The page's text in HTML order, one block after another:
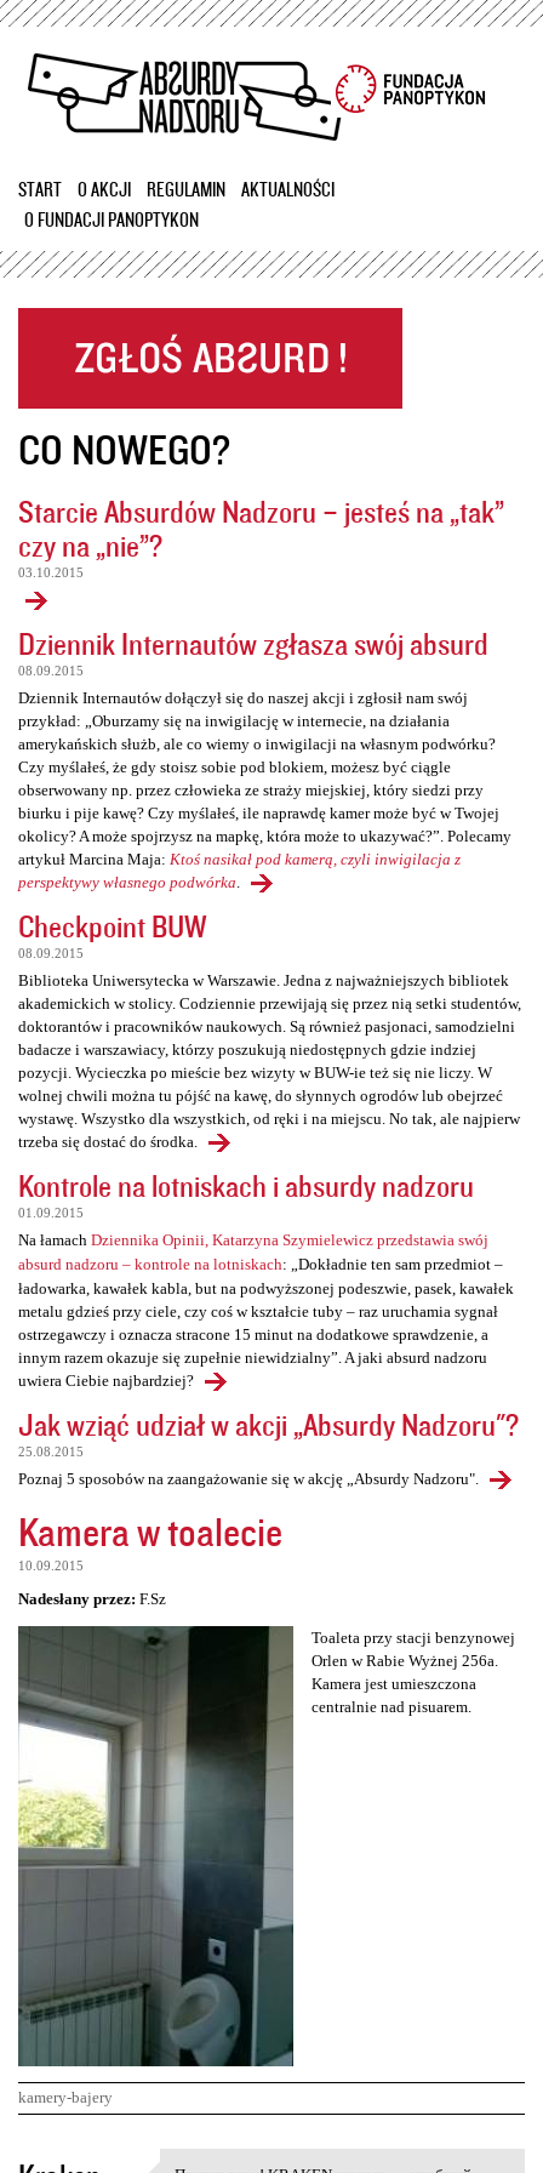
Przejdź
treści
START O AKCJI REGULAMIN
AKTUALNOŚCI
O FUNDACJI PANOPTYKON
CO NOWEGO?
Starcie Absurdów Nadzoru – jesteś na „tak”
czy na „nie”?
03.10.2015
Dziennik Internautów zgłasza swój absurd
08.09.2015
Dziennik Internautów dołączył się do naszej akcji i zgłosił nam swój
przykład: „Oburzamy się na inwigilację w internecie, na działania
amerykańskich służb, ale co wiemy o inwigilacji na własnym podwórku?
Czy myślałeś, że gdy stoisz sobie pod blokiem, możesz być ciągle
obserwowany np. przez człowieka ze straży miejskiej, który siedzi przy
biurku i pije kawę? Czy myślałeś, ile naprawdę kamer może być w Twojej
okolicy? A może spojrzysz na mapkę, która może to ukazywać?”. Polecamy
artykuł Marcina Maja: Ktoś nasikał pod kamerą, czyli inwigilacja z
perspektywy własnego podwórka
Checkpoint BUW
08.09.2015
Biblioteka Uniwersytecka w Warszawie. Jedna z najważniejszych bibliotek
akademickich w stolicy. Codziennie przewijają się przez nią setki studentów,
doktorantów i pracowników naukowych. Są również pasjonaci, samodzielni
badacze i warszawiacy, którzy poszukują niedostępnych gdzie indziej
pozycji. Wycieczka po mieście bez wizyty w BUW-ie też się nie liczy. W
wolnej chwili można tu pójść na kawę, do słynnych ogrodów lub obejrzeć
wystawę. Wszystko dla wszystkich, od ręki i na miejscu. No tak, ale najpierw
trzeba się dostać do środka.
Kontrole na lotniskach i absurdy nadzoru
01.09.2015
Na łamach Dziennika Opinii, Katarzyna Szymielewicz przedstawia swój
absurd nadzoru – kontrole na lotniskach: „Dokładnie ten sam przedmiot –
ładowarka, kawałek kabla, but na podwyższonej podeszwie, pasek, kawałek
metalu gdzieś przy ciele, czy coś w kształcie tuby – raz uruchamia sygnał
ostrzegawczy i oznacza stracone 15 minut na dodatkowe sprawdzenie, a
innym razem okazuje się zupełnie niewidzialny”. A jaki absurd nadzoru
uwiera Ciebie najbardziej?
Jak wziąć udział w akcji „Absurdy Nadzoru"?
25.08.2015
Poznaj 5 sposobów na zaangażowanie się w akcję „Absurdy Nadzoru".
Kamera w toalecie
10.09.2015
Nadesłany przez: F.Sz
Toaleta przy stacji benzynowej
Orlen w Rabie Wyżnej 256a.
Kamera jest umieszczona
centralnie nad pisuarem.
kamery-bajery
K